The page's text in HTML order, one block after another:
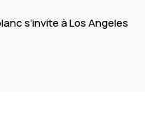
s’invite à Los Angeles